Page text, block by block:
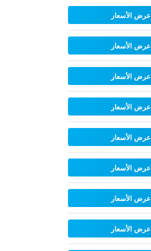
عرض الأسعار
عرض الأسعار
عرض الأسعار
عرض الأسعار
عرض الأسعار
عرض الأسعار
عرض الأسعار
عرض الأسعار